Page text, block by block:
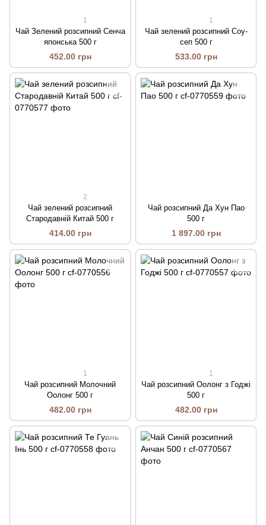
1
Чай Зелений розсипний Сенча
японська 500 г
452.00 грн
1
Чай зелений розсипний Соу-
сеп 500 г
533.00 грн
2
Чай зелений розсипний
Стародавній Китай 500 г
414.00 грн
Чай розсипний Да Хун Пао
500 г
1 897.00 грн
1
Чай розсипний Молочний
Оолонг 500 г
482.00 грн
1
Чай розсипний Оолонг з Годжі
500 г
482.00 грн